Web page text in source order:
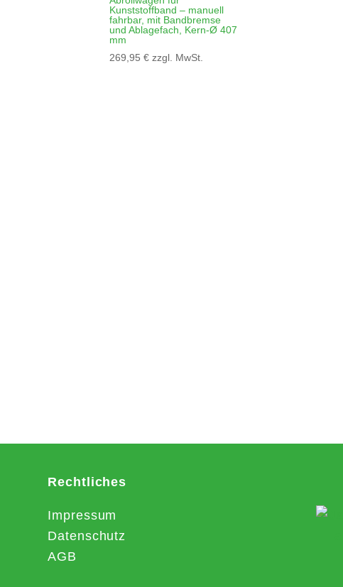
Kunststoffband – manuell
fahrbar, mit Bandbremse
und Ablagefach, Kern-Ø 407
mm
269,95€ zzgl. MwSt.
Rechtliches
Impressum
Datenschutz
AGB